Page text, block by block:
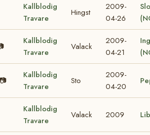
Kallblodig
Travare
Hingst
2009-
04-26
Kallblodig
Travare
Valack
2009-
04-21
📷
Kallblodig
Travare
Sto
2009-
04-20
Kallblodig
Travare
Valack 2009